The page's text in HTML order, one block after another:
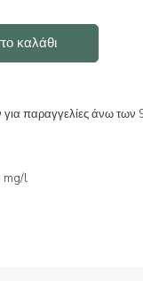
καλάθι
για παραγγελίες άνω
mg/l